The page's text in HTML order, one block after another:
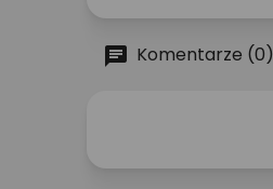
Komentarze (0)